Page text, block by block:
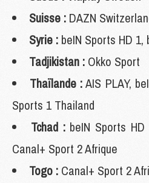
Suisse : DAZN
Syrie : beIN Sports HD
Tadjikistan : Okko Sport
Thaïlande :AIS PLAY,
Sports 1 Thailand
Tchad :beIN Sports HD
Canal+ Sport 2 Afrique
Togo : Canal+ Sport 2